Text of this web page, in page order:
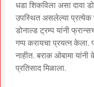
धडा शिकविला असा दावा
उपस्थित असलेल्या प्रत्येक
डोनाल्ड ट्रम्प यांनी
गप्प करायचा प्रयत्न
नाहीत. बराक ओबामा
प्रतिसाद मिळाला.